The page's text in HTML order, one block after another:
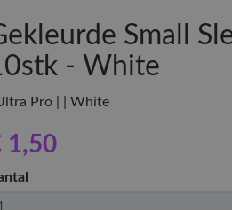
Small
- White
Pro | | White
1,50